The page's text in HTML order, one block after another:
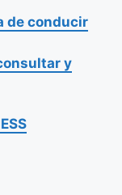
de conducir
y